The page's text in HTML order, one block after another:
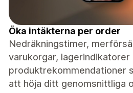
Öka intäkterna per order
Nedräkningstimer,
varukorgar, lagerindikatorer
produktrekommendationer
att höja ditt genomsnittliga